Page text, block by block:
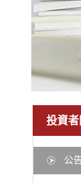
投資
公